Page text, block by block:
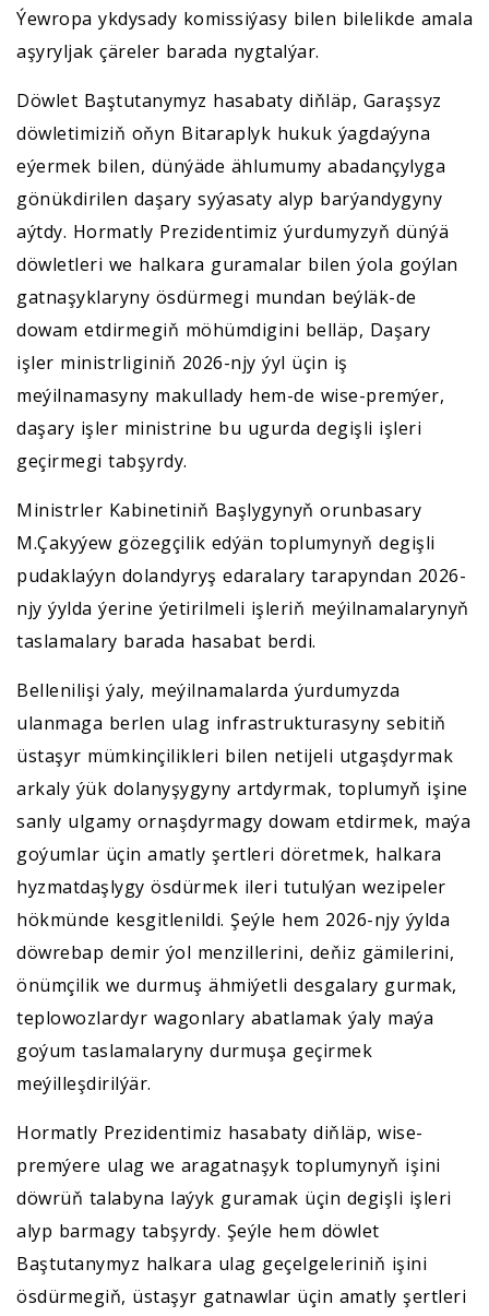
Ýewropa ykdysady komissiýasy bilen bilelikde amala
aşyryljak çäreler barada nygtalýar.
Döwlet Baştutanymyz hasabaty diňläp, Garaşsyz
döwletimiziň oňyn Bitaraplyk hukuk ýagdaýyna
eýermek bilen, dünýäde ählumumy abadançylyga
gönükdirilen daşary syýasaty alyp barýandygyny
aýtdy. Hormatly Prezidentimiz ýurdumyzyň dünýä
döwletleri we halkara guramalar bilen ýola goýlan
gatnaşyklaryny ösdürmegi mundan beýläk-de
dowam etdirmegiň möhümdigini belläp, Daşary
işler ministrliginiň 2026-njy ýyl üçin iş
meýilnamasyny makullady hem-de wise-premýer,
daşary işler ministrine bu ugurda degişli işleri
geçirmegi tabşyrdy.
Ministrler Kabinetiniň Başlygynyň orunbasary
M.Çakyýew gözegçilik edýän toplumynyň degişli
pudaklaýyn dolandyryş edaralary tarapyndan 2026-
njy ýylda ýerine ýetirilmeli işleriň meýilnamalarynyň
taslamalary barada hasabat berdi.
Bellenilişi ýaly, meýilnamalarda ýurdumyzda
ulanmaga berlen ulag infrastrukturasyny sebitiň
üstaşyr mümkinçilikleri bilen netijeli utgaşdyrmak
arkaly ýük dolanyşygyny artdyrmak, toplumyň işine
sanly ulgamy ornaşdyrmagy dowam etdirmek, maýa
goýumlar üçin amatly şertleri döretmek, halkara
hyzmatdaşlygy ösdürmek ileri tutulýan wezipeler
hökmünde kesgitlenildi. Şeýle hem 2026-njy ýylda
döwrebap demir ýol menzillerini, deňiz gämilerini,
önümçilik we durmuş ähmiýetli desgalary gurmak,
teplowozlardyr wagonlary abatlamak ýaly maýa
goýum taslamalaryny durmuşa geçirmek
meýilleşdirilýär.
Hormatly Prezidentimiz hasabaty diňläp, wise-
premýere ulag we aragatnaşyk toplumynyň işini
döwrüň talabyna laýyk guramak üçin degişli işleri
alyp barmagy tabşyrdy. Şeýle hem döwlet
Baştutanymyz halkara ulag geçelgeleriniň işini
ösdürmegiň, üstaşyr gatnawlar üçin amatly şertleri